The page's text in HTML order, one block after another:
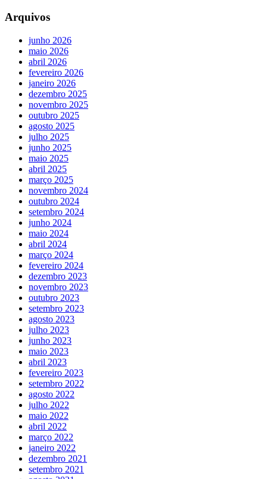
Arquivos
junho 2026
maio 2026
abril 2026
fevereiro 2026
janeiro 2026
dezembro 2025
novembro 2025
outubro 2025
agosto 2025
julho 2025
junho 2025
maio 2025
abril 2025
março 2025
novembro 2024
outubro 2024
setembro 2024
junho 2024
maio 2024
abril 2024
março 2024
fevereiro 2024
dezembro 2023
novembro 2023
outubro 2023
setembro 2023
agosto 2023
julho 2023
junho 2023
maio 2023
abril 2023
fevereiro 2023
setembro 2022
agosto 2022
julho 2022
maio 2022
abril 2022
março 2022
janeiro 2022
dezembro 2021
setembro 2021